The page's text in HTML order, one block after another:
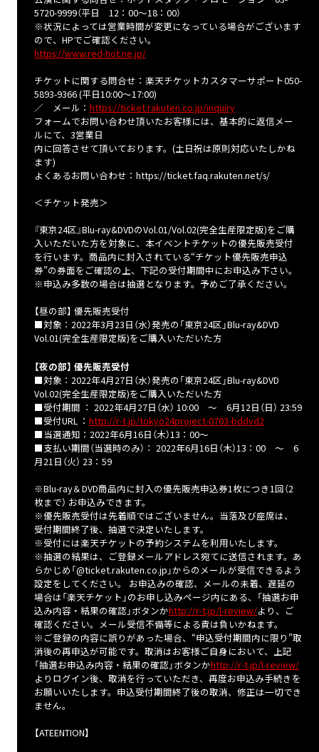
5720-9999（平日 12：00～18：00）
※状況によっては営業時間が変更になっている場合がございます
ので、HPでご確認ください。
https://www.red-hot.ne.jp/
チケットに関する問合せ：楽天チケットカスタマーサポート050-
5893-9366 (平日10:00～17:00)
／ メール： https://ticket.rakuten.co.jp/inquiry
フォームでお問い合わせ頂いたお客様には、基本的に返信メー
ルにて、3営業日
内に回答させて頂いております。(土日祝は原則対応いたしかね
ます)
よくあるお問い合わせ：https://ticket.faq.rakuten.net/s/
＜チケット発売＞
『東京24区』Blu-ray&DVDのVol.01/Vol.02(完全生産限定版)をご購
入いただいた方を対象に、本イベントチケットの優先販売受付
を行います。商品内に封入されている“チケット優先販売申込
券”の券面をご確認の上、下記の受付期間中にお申込み下さい。
※申込み多数の場合は抽選となります。予めご了承ください。
【昼の部】 優先販売受付
■対象：2022年3月23日（水）発売の「東京24区」Blu-ray&DVD
Vol.01(完全生産限定版)をご購入いただいた方
【夜の部】 優先販売受付
■対象：2022年4月27日（水）発売の「東京24区」Blu-ray&DVD
Vol.02(完全生産限定版)をご購入いただいた方
■受付期間 ： 2022年4月27日（水） 10:00 ～ 6月12日（日） 23:59
■受付URL ： http://r-t.jp/tokyo24project-0703-bddvd2
■当選通知：2022年6月16日（木）13：00～
■支払い期間（当選時のみ）： 2022年6月16日（木）13：00 ～ 6
月21日（火） 23：59
※Blu-ray＆DVD商品内に封入の優先販売申込券1枚につき1回（2
枚まで） お申込みできます。
※優先販売受付は先着順ではございません。当落及び座席は、
受付期間終了後、抽選で決定いたします。
※受付には楽天チケットの予約システムを利用いたします。
※抽選の結果は、ご登録メールアドレス宛てに送信されます。あ
らかじめ「@ticket.rakuten.co.jp」からのメールが受信できるよう
設定をしてください。 お申込みの確認、メールの未着、遅延の
場合は「楽天チケット」のお申し込みページ内にある、「抽選お申
込み内容・結果の確認」ボタンかhttp://r-t.jp/l-review/より、ご
確認ください。メール受信不備等による責は負いかねます。
※ご登録の内容に誤りがあった場合、“申込受付期間内に限り”取
消後の再申込が可能です。取消はお客様ご自身において、上記
「抽選お申込み内容・結果の確認」ボタンかhttp://r-t.jp/l-review/
よりログイン後、取消を行っていただき、再度お申込み手続きを
お願いいたします。申込受付期間終了後の取消、修正は一切でき
ません。
【ATEENTION】